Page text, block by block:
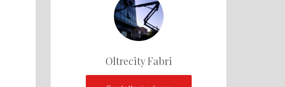
Oltrecity Fabri